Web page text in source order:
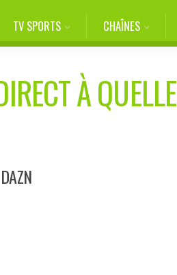
TV SPORTS CHAÎNES
À QUELLE